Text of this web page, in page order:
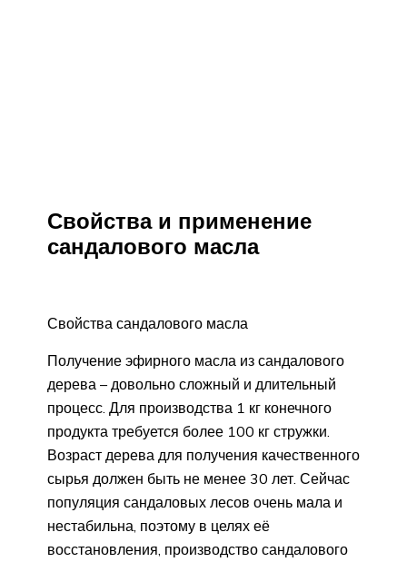
Свойства и применение
сандалового масла
Свойства сандалового масла
Получение эфирного масла из сандалового
дерева – довольно сложный и длительный
процесс. Для производства 1 кг конечного
продукта требуется более 100 кг стружки.
Возраст дерева для получения качественного
сырья должен быть не менее 30 лет. Сейчас
популяция сандаловых лесов очень мала и
нестабильна, поэтому в целях её
восстановления, производство сандалового